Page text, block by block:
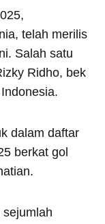
telah merilis
Salah satu
Ridho, bek
dalam daftar
berkat gol